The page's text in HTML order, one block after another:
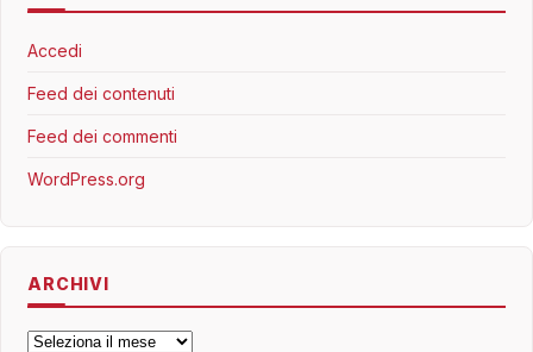
Accedi
Feed dei contenuti
Feed dei commenti
WordPress.org
ARCHIVI
Archivi